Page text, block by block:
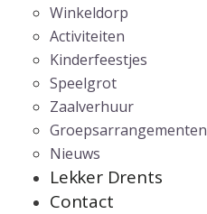
Winkeldorp
Activiteiten
Kinderfeestjes
Speelgrot
Zaalverhuur
Groepsarrangementen
Nieuws
Lekker Drents
Contact